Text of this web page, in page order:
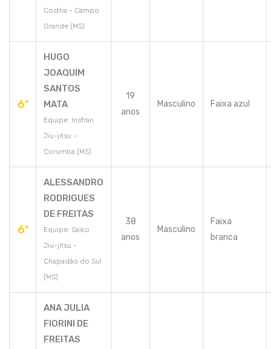
Costha - Campo
Grande (MS)
6º
HUGO
JOAQUIM
SANTOS
MATA
Equipe: Insfran
Jiu-jitsu -
Corumbá (MS)
19
anos
Masculino Faixa azul
6º
ALESSANDRO
RODRIGUES
DE FREITAS
Equipe: Saiko
Jiu-jitsu -
Chapadão do Sul
(MS)
38
anos
Masculino
Faixa
branca
ANA JULIA
FIORINI DE
FREITAS